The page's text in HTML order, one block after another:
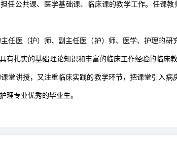
任公共课、医学基础课、临床课的教学工作。任课
任医（护）师、副主任医（护）师、医学、护理的
扎实的基础理论知识和丰富的临床工作经验的临床
堂讲授，又注重临床实践的教学环节，把课堂引入
理专业优秀的毕业生。